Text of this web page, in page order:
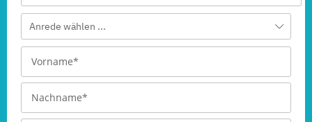
Anrede wählen ...